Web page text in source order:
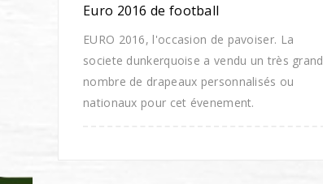
Euro 2016 de football
EURO 2016, l'occasion de pavoiser. La
societe dunkerquoise a vendu un très grand
nombre de drapeaux personnalisés ou
nationaux pour cet évenement.